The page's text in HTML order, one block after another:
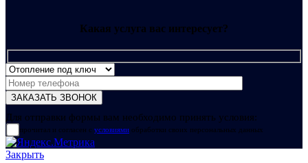
Какая услуга вас интересует?
Для отправки формы вам необходимо принять условия:
прочитал и согласен с условиями обработки своих персональных данных
Закрыть